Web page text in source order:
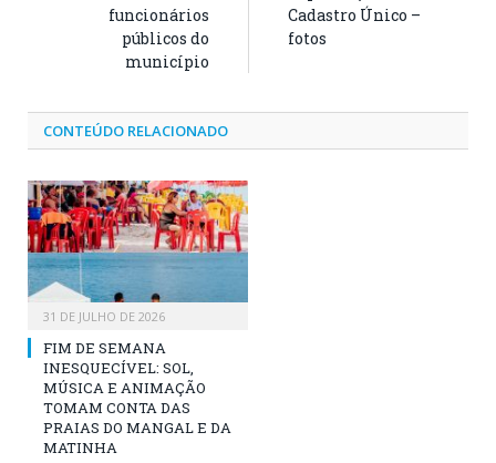
funcionários
públicos do
município
Cadastro Único –
fotos
CONTEÚDO RELACIONADO
31 DE JULHO DE 2026
FIM DE SEMANA
INESQUECÍVEL: SOL,
MÚSICA E ANIMAÇÃO
TOMAM CONTA DAS
PRAIAS DO MANGAL E DA
MATINHA